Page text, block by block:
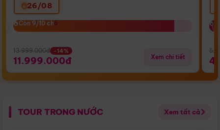
26/08
Còn 9/10 chỗ
Còn 9/10 chỗ
13.999.000đ -14%
11.999.000đ Xem chi tiết
TOUR TRONG NƯỚC Xem tất cả
Điểm nổi bật